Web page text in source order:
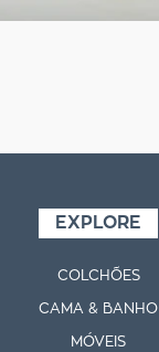
EXPLORE
COLCHÕES
CAMA & BANHO
MÓVEIS